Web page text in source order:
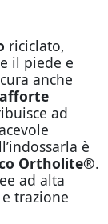
riciclato,
il piede e
anche
ad
è
Ortholite®.
ad alta
trazione